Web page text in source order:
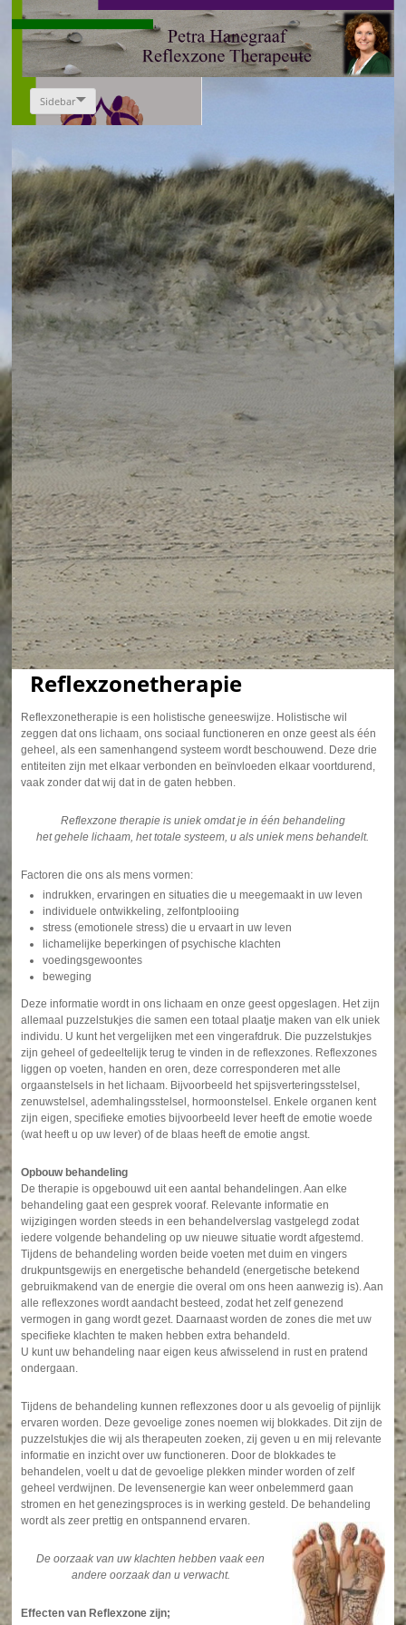
Sidebar
Reflexzonetherapie
Reflexzonetherapie is een holistische geneeswijze. Holistische wil
zeggen dat ons lichaam, ons sociaal functioneren en onze geest als één
geheel, als een samenhangend systeem wordt beschouwend. Deze drie
entiteiten zijn met elkaar verbonden en beïnvloeden elkaar voortdurend,
vaak zonder dat wij dat in de gaten hebben.
Reflexzone therapie is uniek omdat je in één behandeling
het gehele lichaam, het totale systeem, u als uniek mens behandelt.
Factoren die ons als mens vormen:
indrukken, ervaringen en situaties die u meegemaakt in uw leven
individuele ontwikkeling, zelfontplooiing
stress (emotionele stress) die u ervaart in uw leven
lichamelijke beperkingen of psychische klachten
voedingsgewoontes
beweging
Deze informatie wordt in ons lichaam en onze geest opgeslagen. Het zijn
allemaal puzzelstukjes die samen een totaal plaatje maken van elk uniek
individu. U kunt het vergelijken met een vingerafdruk. Die puzzelstukjes
zijn geheel of gedeeltelijk terug te vinden in de reflexzones. Reflexzones
liggen op voeten, handen en oren, deze corresponderen met alle
orgaanstelsels in het lichaam. Bijvoorbeeld het spijsverteringsstelsel,
zenuwstelsel, ademhalingsstelsel, hormoonstelsel. Enkele organen kent
zijn eigen, specifieke emoties bijvoorbeeld lever heeft de emotie woede
(wat heeft u op uw lever) of de blaas heeft de emotie angst.
Opbouw behandeling
De therapie is opgebouwd uit een aantal behandelingen. Aan elke
behandeling gaat een gesprek vooraf. Relevante informatie en
wijzigingen worden steeds in een behandelverslag vastgelegd zodat
iedere volgende behandeling op uw nieuwe situatie wordt afgestemd.
Tijdens de behandeling worden beide voeten met duim en vingers
drukpuntsgewijs en energetische behandeld (energetische betekend
gebruikmakend van de energie die overal om ons heen aanwezig is). Aan
alle reflexzones wordt aandacht besteed, zodat het zelf genezend
vermogen in gang wordt gezet. Daarnaast worden de zones die met uw
specifieke klachten te maken hebben extra behandeld.
U kunt uw behandeling naar eigen keus afwisselend in rust en pratend
ondergaan.
Tijdens de behandeling kunnen reflexzones door u als gevoelig of pijnlijk
ervaren worden. Deze gevoelige zones noemen wij blokkades. Dit zijn de
puzzelstukjes die wij als therapeuten zoeken, zij geven u en mij relevante
informatie en inzicht over uw functioneren. Door de blokkades te
behandelen, voelt u dat de gevoelige plekken minder worden of zelf
geheel verdwijnen. De levensenergie kan weer onbelemmerd gaan
stromen en het genezingsproces is in werking gesteld. De behandeling
wordt als zeer prettig en ontspannend ervaren.
De oorzaak van uw klachten hebben vaak een
andere oorzaak dan u verwacht.
Effecten van Reflexzone zijn;